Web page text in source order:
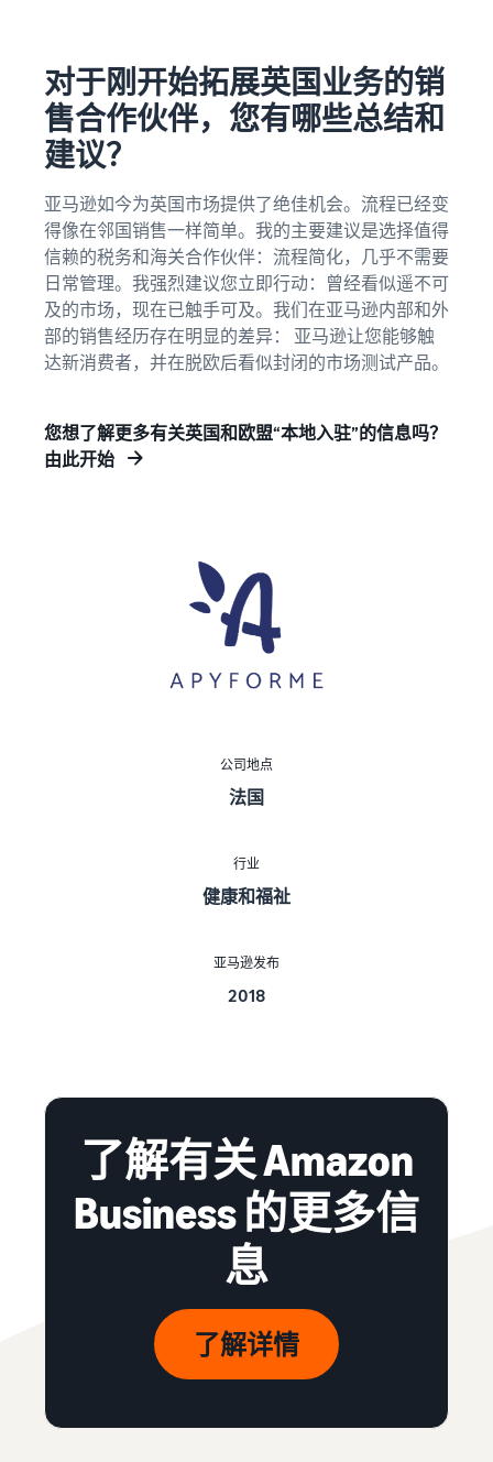
对于刚开始拓展英国业务的销
售合作伙伴，您有哪些总结和
建议？
亚马逊如今为英国市场提供了绝佳机会。流程已经变
得像在邻国销售一样简单。我的主要建议是选择值得
信赖的税务和海关合作伙伴：流程简化，几乎不需要
日常管理。我强烈建议您立即行动：曾经看似遥不可
及的市场，现在已触手可及。我们在亚马逊内部和外
部的销售经历存在明显的差异： 亚马逊让您能够触
达新消费者，并在脱欧后看似封闭的市场测试产品。
您想了解更多有关英国和欧盟“本地入驻”的信息吗？
由此开始
公司地点
法国
行业
健康和福祉
亚马逊发布
2018
了解有关 Amazon
Business 的更多信
息
了解详情